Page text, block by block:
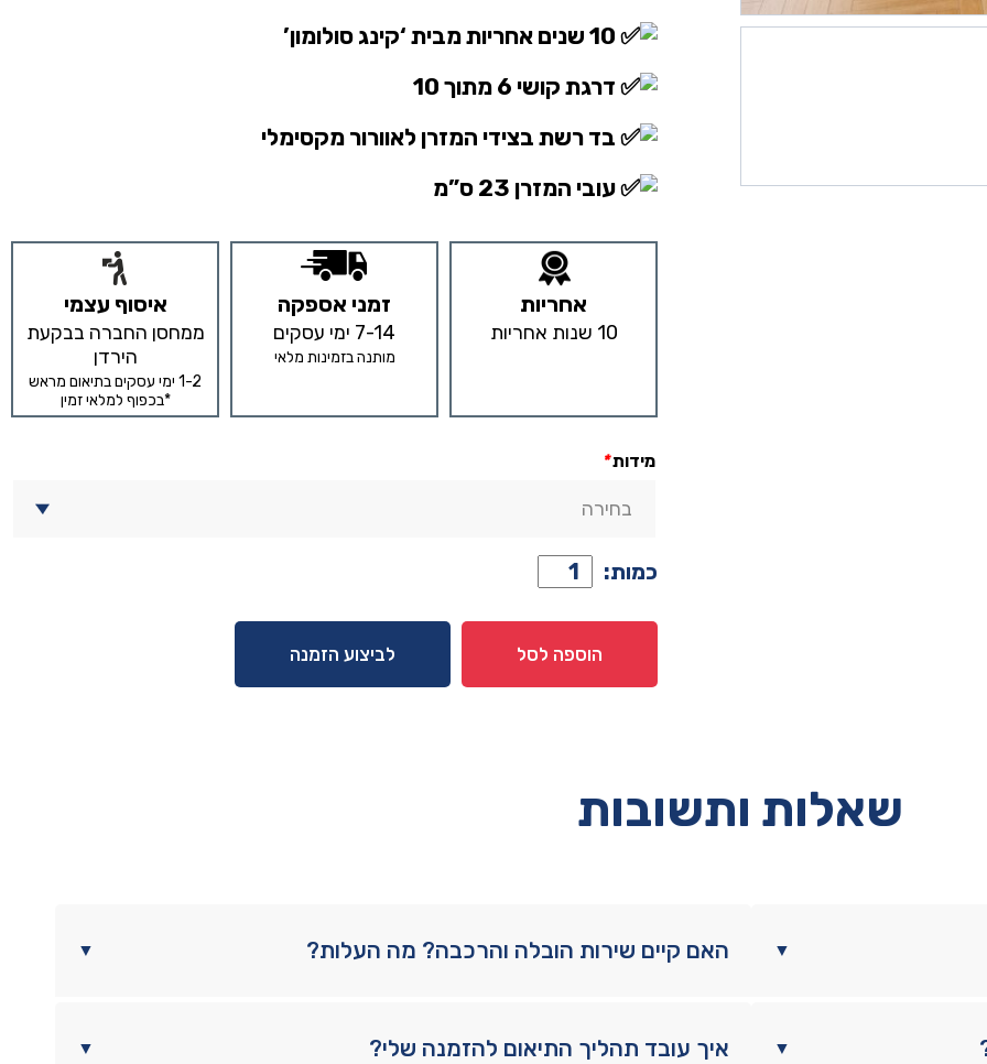
קינג סולומון’
דרגת קושי 6 מתוך 10
בד רשת בצידי המזרן לאוורור מקסימלי
עובי המזרן 23 ס”מ
אחריות
10 שנות אחריות
זמני אספקה
7-14 ימי עסקים
מותנה בזמינות מלאי
איסוף עצמי
ממחסן החברה בבקעת
הירדן
1-2 ימי עסקים בתיאום מראש
*בכפוף למלאי זמין
מידות*
כמות: כמות
של
מזרן
דגם
הוספה לסל לביצוע הזמנה
שאלות ותשובות
▼
▼ האם קיים שירות הובלה והרכבה? מה העלות?
▼
▼ איך עובד תהליך התיאום להזמנה שלי?